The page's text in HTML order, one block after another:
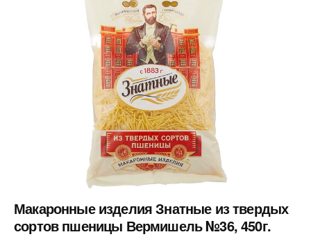
Макаронные изделия Знатные из твердых
сортов пшеницы Вермишель №36, 450г.